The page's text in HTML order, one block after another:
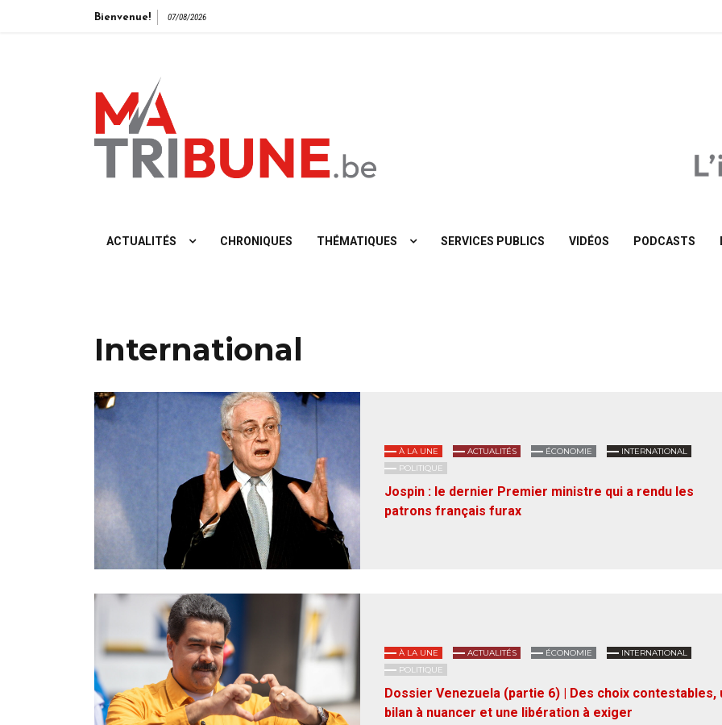
Bienvenue! 07/08/2026
ACTUALITÉS CHRONIQUES THÉMATIQUES SERVICES PUBLICS VIDÉOS PODCASTS
International
À LA UNE ACTUALITÉS ÉCONOMIE
INTERNATIONAL
POLITIQUE
Jospin : le dernier Premier ministre qui a rendu les
patrons français furax
À LA UNE ACTUALITÉS ÉCONOMIE
INTERNATIONAL
POLITIQUE
Dossier Venezuela (partie 6) | Des choix contestables,
bilan à nuancer et une libération à exiger
des